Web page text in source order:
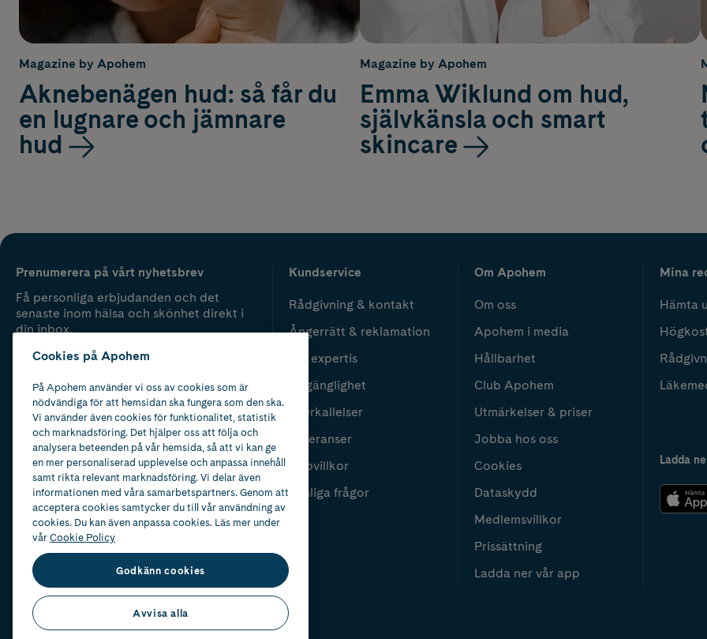
Magazine by Apohem
Aknebenägen hud: så får du
en lugnare och jämnare
hud
Magazine by Apohem
Emma Wiklund om hud,
självkänsla och smart
skincare
Prenumerera på vårt nyhetsbrev
Få personliga erbjudanden och det
senaste inom hälsa och skönhet direkt i
din inbox.
Kundservice
Rådgivning & kontakt
Ångerrätt & reklamation
Vår expertis
Tillgänglighet
Återkallelser
Leveranser
Köpvillkor
Vanliga frågor
Om Apohem
Om oss
Apohem i media
Hållbarhet
Club Apohem
Utmärkelser & priser
Jobba hos oss
Cookies
Dataskydd
Medlemsvillkor
Prissättning
Ladda ner vår app
Mina
Hämta
Ladda
Cookies på Apohem
På Apohem använder vi oss av cookies som är
nödvändiga för att hemsidan ska fungera som den ska.
Vi använder även cookies för funktionalitet, statistik
och marknadsföring. Det hjälper oss att följa och
analysera beteenden på vår hemsida, så att vi kan ge
en mer personaliserad upplevelse och anpassa innehåll
samt rikta relevant marknadsföring. Vi delar även
informationen med våra samarbetspartners. Genom att
acceptera cookies samtycker du till vår användning av
cookies. Du kan även anpassa cookies. Läs mer under
vårCookie Policy
Godkänn cookies
Avvisa alla